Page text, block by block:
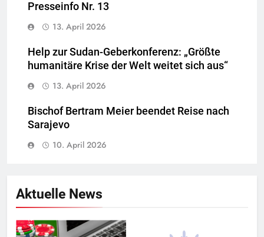
Presseinfo Nr. 13
13. April 2026
Help zur Sudan-Geberkonferenz: „Größte
humanitäre Krise der Welt weitet sich aus“
13. April 2026
Bischof Bertram Meier beendet Reise nach
Sarajevo
10. April 2026
Aktuelle News